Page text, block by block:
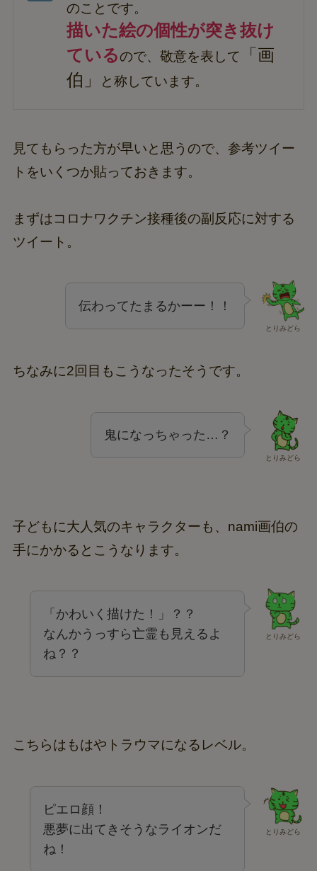
のことです。
描いた絵の個性が突き抜け
ているので、敬意を表して
「画
伯」
と称しています。
見てもらった方が早いと思うので、参考ツイー
トをいくつか貼っておきます。
まずはコロナワクチン接種後の副反応に対する
ツイート。
とりみどら
伝わってたまるかーー！！
ちなみに2回目もこうなったそうです。
とりみどら
鬼になっちゃった…？
子どもに大人気のキャラクターも、nami画伯の
手にかかるとこうなります。
とりみどら
「かわいく描けた！」？？
なんかうっすら亡霊も見えるよ
ね？？
こちらはもはやトラウマになるレベル。
とりみどら
ピエロ顔！
悪夢に出てきそうなライオンだ
ね！